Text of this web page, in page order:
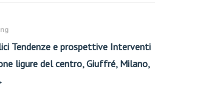
Tendenze e prospettive Interventi
ligure del centro, Giuffré, Milano,